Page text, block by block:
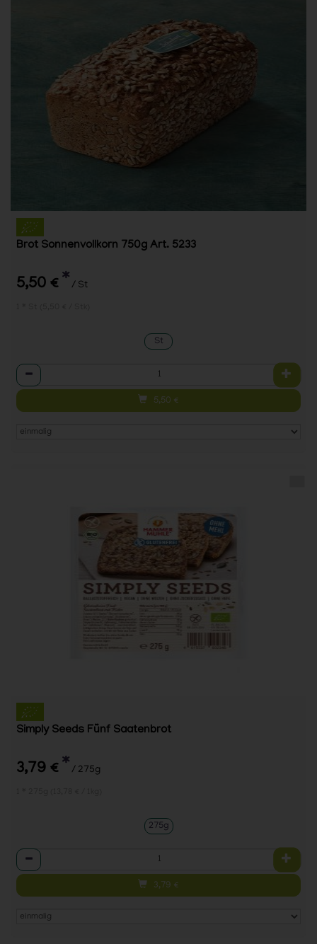
Brot Sonnenvollkorn 750g Art. 5233
5,50 € * / St
St
Anzahl
5,50 €
Simply Seeds Fünf Saatenbrot
3,79 € * / 275g
275g
Anzahl
3,79 €